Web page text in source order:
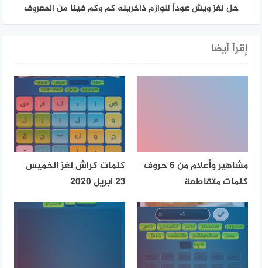
حل لغز ويش عوداً للوازم ذاخرينه كم وكم فينا من المعروف
إقرأ أيضا
مشاهير وأعلام من 6 حروف
كلمات متقاطعة
كلمات كراش لغز الخميس
23 ابريل 2020